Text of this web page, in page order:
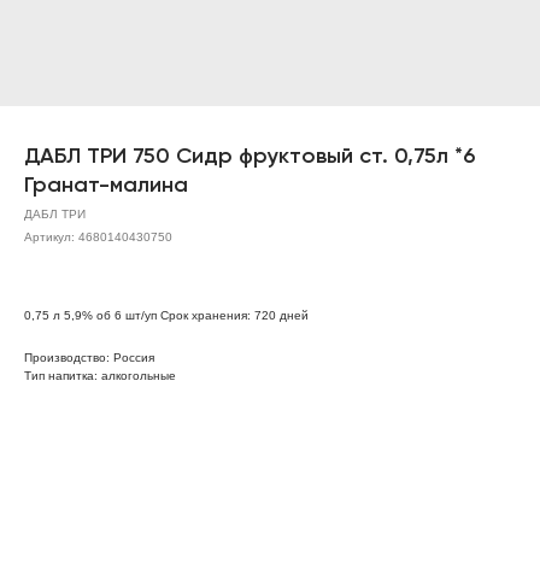
ДАБЛ ТРИ 750 Сидр фруктовый ст. 0,75л *6
Гранат-малина
ДАБЛ ТРИ
Артикул: 4680140430750
0,75 л 5,9% об 6 шт/уп Срок хранения: 720 дней
Производство: Россия
Тип напитка: алкогольные